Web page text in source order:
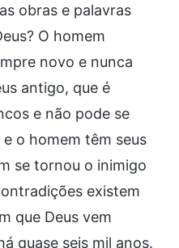
obras e palavras
O homem
novo e nunca
antigo, que é
e não pode se
o homem têm seus
se tornou o inimigo
existem
que Deus vem
quase seis mil anos.